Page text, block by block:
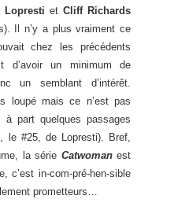
Lopresti et Cliff Richards
Il n’y a plus vraiment ce
chez les précédents
d’avoir un minimum de
un semblant d’intérêt.
loupé mais ce n’est pas
à part quelques passages
le #25, de Lopresti). Bref,
la série Catwomanest
c’est in-com-pré-hen-sible
prometteurs…